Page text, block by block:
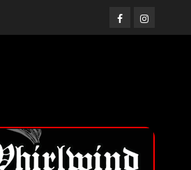
FacebookInstagram